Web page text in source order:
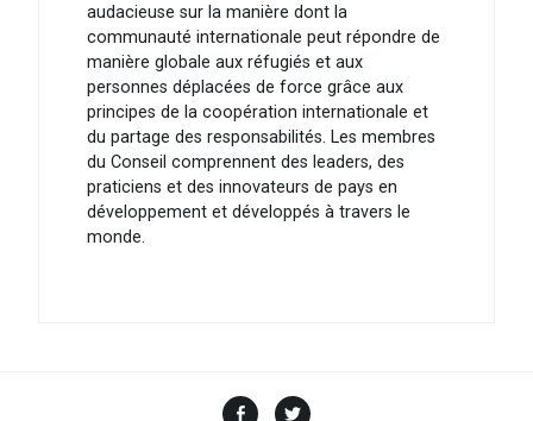
audacieuse sur la manière dont la
communauté internationale peut répondre de
manière globale aux réfugiés et aux
personnes déplacées de force grâce aux
principes de la coopération internationale et
du partage des responsabilités. Les membres
du Conseil comprennent des leaders, des
praticiens et des innovateurs de pays en
développement et développés à travers le
monde.
Facebook